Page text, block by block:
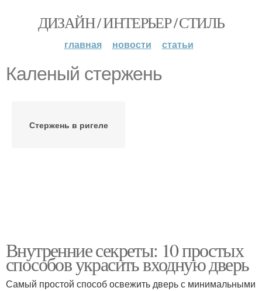
ДИЗАЙН / ИНТЕРЬЕР / СТИЛЬ
главная новости статьи
Каленый стержень
Стержень в ригеле
Внутренние секреты: 10 простых
способов украсить входную дверь
Самый простой способ освежить дверь с минимальными